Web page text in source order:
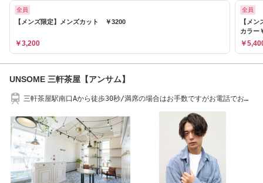
全員
【メンズ限定】メンズカット ￥3200
￥3,200
全員
【メ
カラー
￥
UNSOME 三軒茶屋【アンサム】
三軒茶屋駅南口Aから徒歩30秒/満席の場合はお手数ですがお電話でお問